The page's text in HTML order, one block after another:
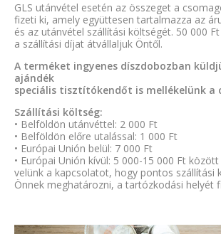
GLS utánvétel esetén az összeget a
fizeti ki, amely együttesen tartalmazza az
és az utánvétel szállítási költségét. 50 000
a szállítási díjat átvállaljuk Öntől.
A terméket ingyenes díszdobozban
ajándék
speciális tisztítókendőt is mellékelünk a
Szállítási költség:
• Belföldön utánvéttel: 2 000 Ft
• Belföldön előre utalással: 1 000 Ft
• Európai Unión belül: 7 000 Ft
• Európai Unión kívül: 5 000-15 000 Ft
velünk a kapcsolatot, hogy pontos szállítási
Önnek meghatározni, a tartózkodási helyét